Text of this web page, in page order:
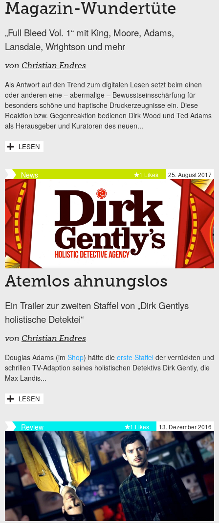
Magazin-Wundertüte
„Full Bleed Vol. 1“ mit King, Moore, Adams,
Lansdale, Wrightson und mehr
von Christian Endres
Als Antwort auf den Trend zum digitalen Lesen setzt beim einen
oder anderen eine – abermalige – Bewusstseinsschärfung für
besonders schöne und haptische Druckerzeugnisse ein. Diese
Reaktion bzw. Gegenreaktion bedienen Dirk Wood und Ted Adams
als Herausgeber und Kuratoren des neuen...
LESEN
News 25. August 2017
1 Likes
Atemlos ahnungslos
Ein Trailer zur zweiten Staffel von „Dirk Gentlys
holistische Detektei“
von Christian Endres
Douglas Adams (im Shop) hätte die erste Staffel der verrückten und
schrillen TV-Adaption seines holistischen Detektivs Dirk Gently, die
Max Landis...
LESEN
Review 13. Dezember 2016
1 Likes